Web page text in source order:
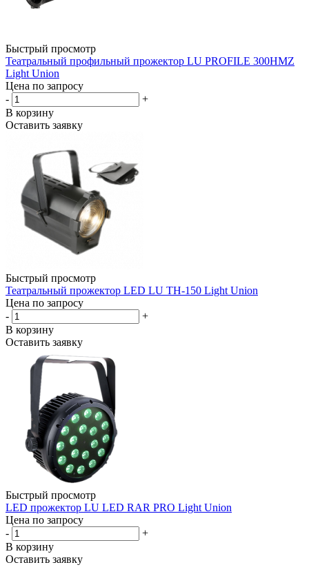
Быстрый просмотр
Театральный профильный прожектор LU PROFILE 300HMZ
Light Union
Цена по запросу
-
+
В корзину
Оставить заявку
Быстрый просмотр
Театральный прожектор LED LU TH-150 Light Union
Цена по запросу
-
+
В корзину
Оставить заявку
Быстрый просмотр
LED прожектор LU LED RAR PRO Light Union
Цена по запросу
-
+
В корзину
Оставить заявку